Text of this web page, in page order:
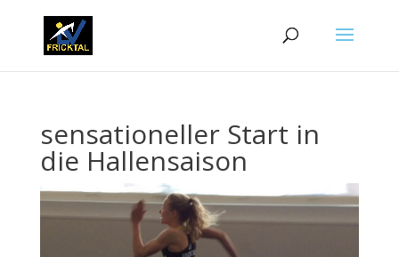
sensationeller Start in
die Hallensaison